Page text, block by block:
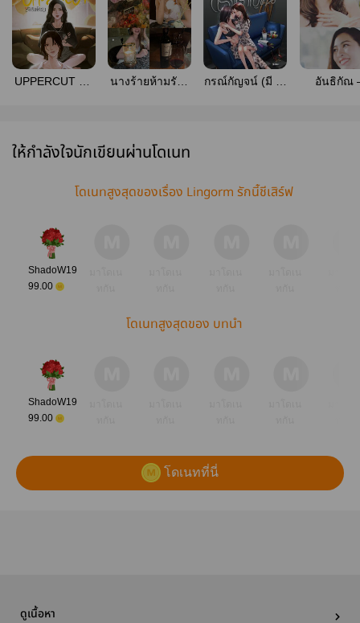
UPPERCUT ซัด
นางร้ายห้ามรัก |
กรณ์กัญจน์ (มี e-
อันธิกัณ
ให้กำลังใจนักเขียนผ่านโดเนท
โดเนทสูงสุดของเรื่อง Lingorm รักนี้ชีเสิร์ฟ
ShadoW19
99.00
โดเนทสูงสุดของ บทนำ
ShadoW19
99.00
โดเนทที่นี่
ดูเนื้อหา